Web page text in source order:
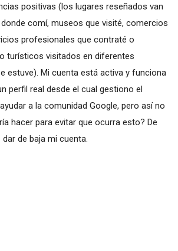
positivas (los lugares reseñados van
comí, museos que visité, comercios
profesionales que contraté o
turísticos visitados en diferentes
estuve). Mi cuenta está activa y funciona
perfil real desde el cual gestiono el
a la comunidad Google, pero así no
hacer para evitar que ocurra esto? De
de baja mi cuenta.